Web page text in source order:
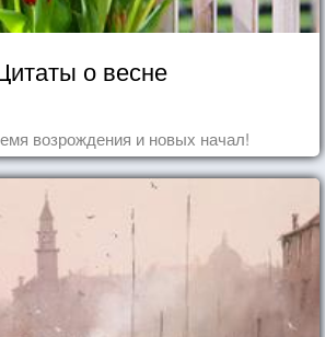
о весне
возрождения и новых начал!